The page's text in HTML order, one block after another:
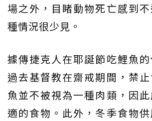
場之外，目睹動物死亡感到
種情況很少見。
據傳捷克人在耶誕節吃鯉魚
過去基督教在齋戒期間，禁
魚並不被視為一種肉類，因
適的食物。此外，冬季食物供